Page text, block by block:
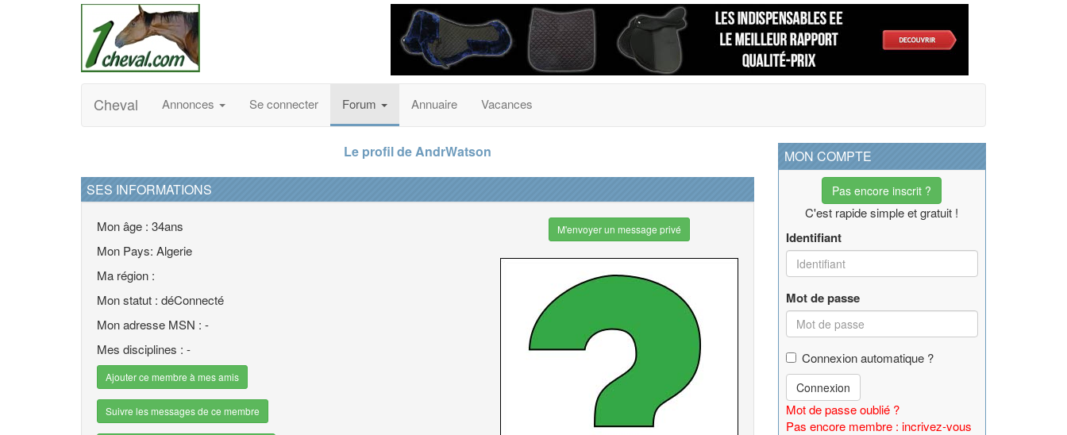
Cheval Annonces Se connecter Forum Annuaire Vacances
Le profil de AndrWatson
SES INFORMATIONS
Mon âge : 34ans
Mon Pays: Algerie
Ma région :
Mon statut : déConnecté
Mon adresse MSN : -
Mes disciplines : -
Ajouter ce membre à mes amis
Suivre les messages de ce membre
M'envoyer un message privé
MON COMPTE
Pas encore inscrit ?
C'est rapide simple et gratuit !
Identifiant
Mot de passe
Connexion automatique ?
Connexion
Mot de passe oublié ?
Pas encore membre : incrivez-vous